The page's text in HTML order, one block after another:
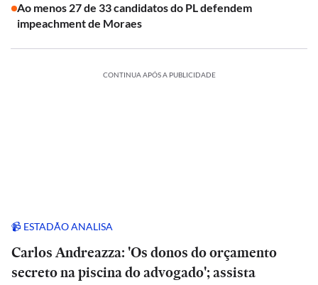
Ao menos 27 de 33 candidatos do PL defendem
impeachment de Moraes
CONTINUA APÓS A PUBLICIDADE
📹 ESTADÃO ANALISA
Carlos Andreazza: 'Os donos do orçamento
secreto na piscina do advogado'; assista